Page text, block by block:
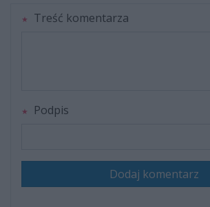
Treść komentarza
Podpis
Dodaj komentarz